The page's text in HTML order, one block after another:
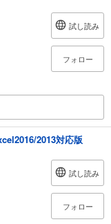
試し読み
フォロー
2013対応版
試し読み
フォロー